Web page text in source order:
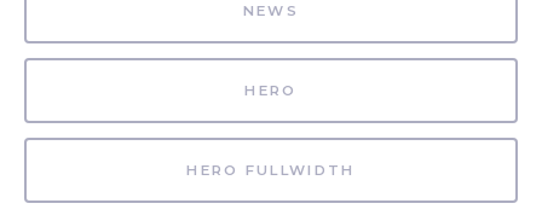
NEWS
HERO
HERO FULLWIDTH